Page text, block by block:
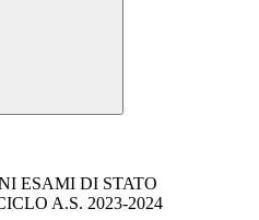
ESAMI DI STATO
A.S. 2023-2024